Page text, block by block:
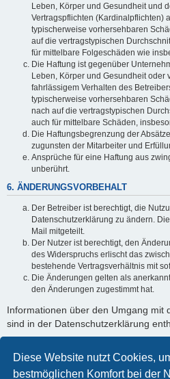
Diese Website nutzt Cookies,
bestmöglichen Komfort bei der
Leben, Körper und Gesundheit und
Vertragspflichten (Kardinalpflichten)
typischerweise vorhersehbaren
auf die vertragstypischen
für mittelbare Folgeschäden wie
Die Haftung ist gegenüber
Leben, Körper und Gesundheit oder
fahrlässigem Verhalten des
typischerweise vorhersehbaren
nach auf die vertragstypischen
auch für mittelbare Schäden,
Die Haftungsbegrenzung der
zugunsten der Mitarbeiter und
Ansprüche für eine Haftung aus
unberührt.
6. ÄNDERUNGSVORBEHALT
Der Betreiber ist berechtigt, die
Datenschutzerklärung zu ändern.
Mail mitgeteilt.
Der Nutzer ist berechtigt, den
des Widerspruchs erlischt das
bestehende Vertragsverhältnis mit
Die Änderungen gelten als
den Änderungen zugestimmt hat.
Informationen über den Umgang mit
sind in der Datenschutzerklärung